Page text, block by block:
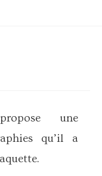
une
qu’il a